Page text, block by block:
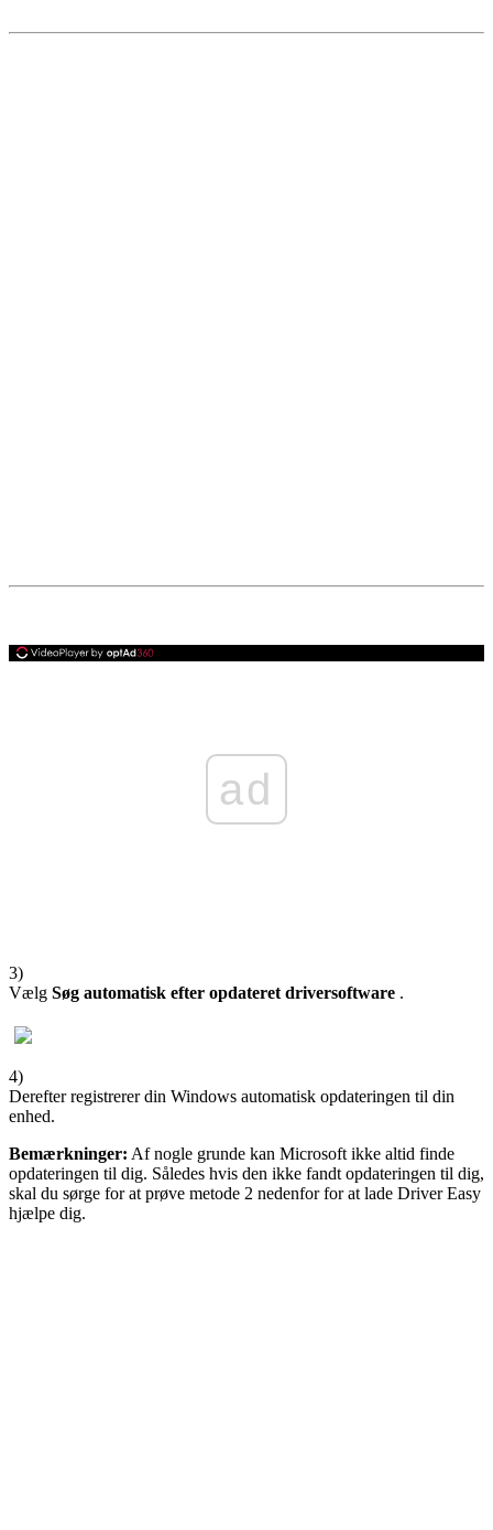
ad
3)
Vælg Søg automatisk efter opdateret driversoftware .
4)
Derefter registrerer din Windows automatisk opdateringen til din
enhed.
Bemærkninger: Af nogle grunde kan Microsoft ikke altid finde
opdateringen til dig. Således hvis den ikke fandt opdateringen til dig,
skal du sørge for at prøve metode 2 nedenfor for at lade Driver Easy
hjælpe dig.